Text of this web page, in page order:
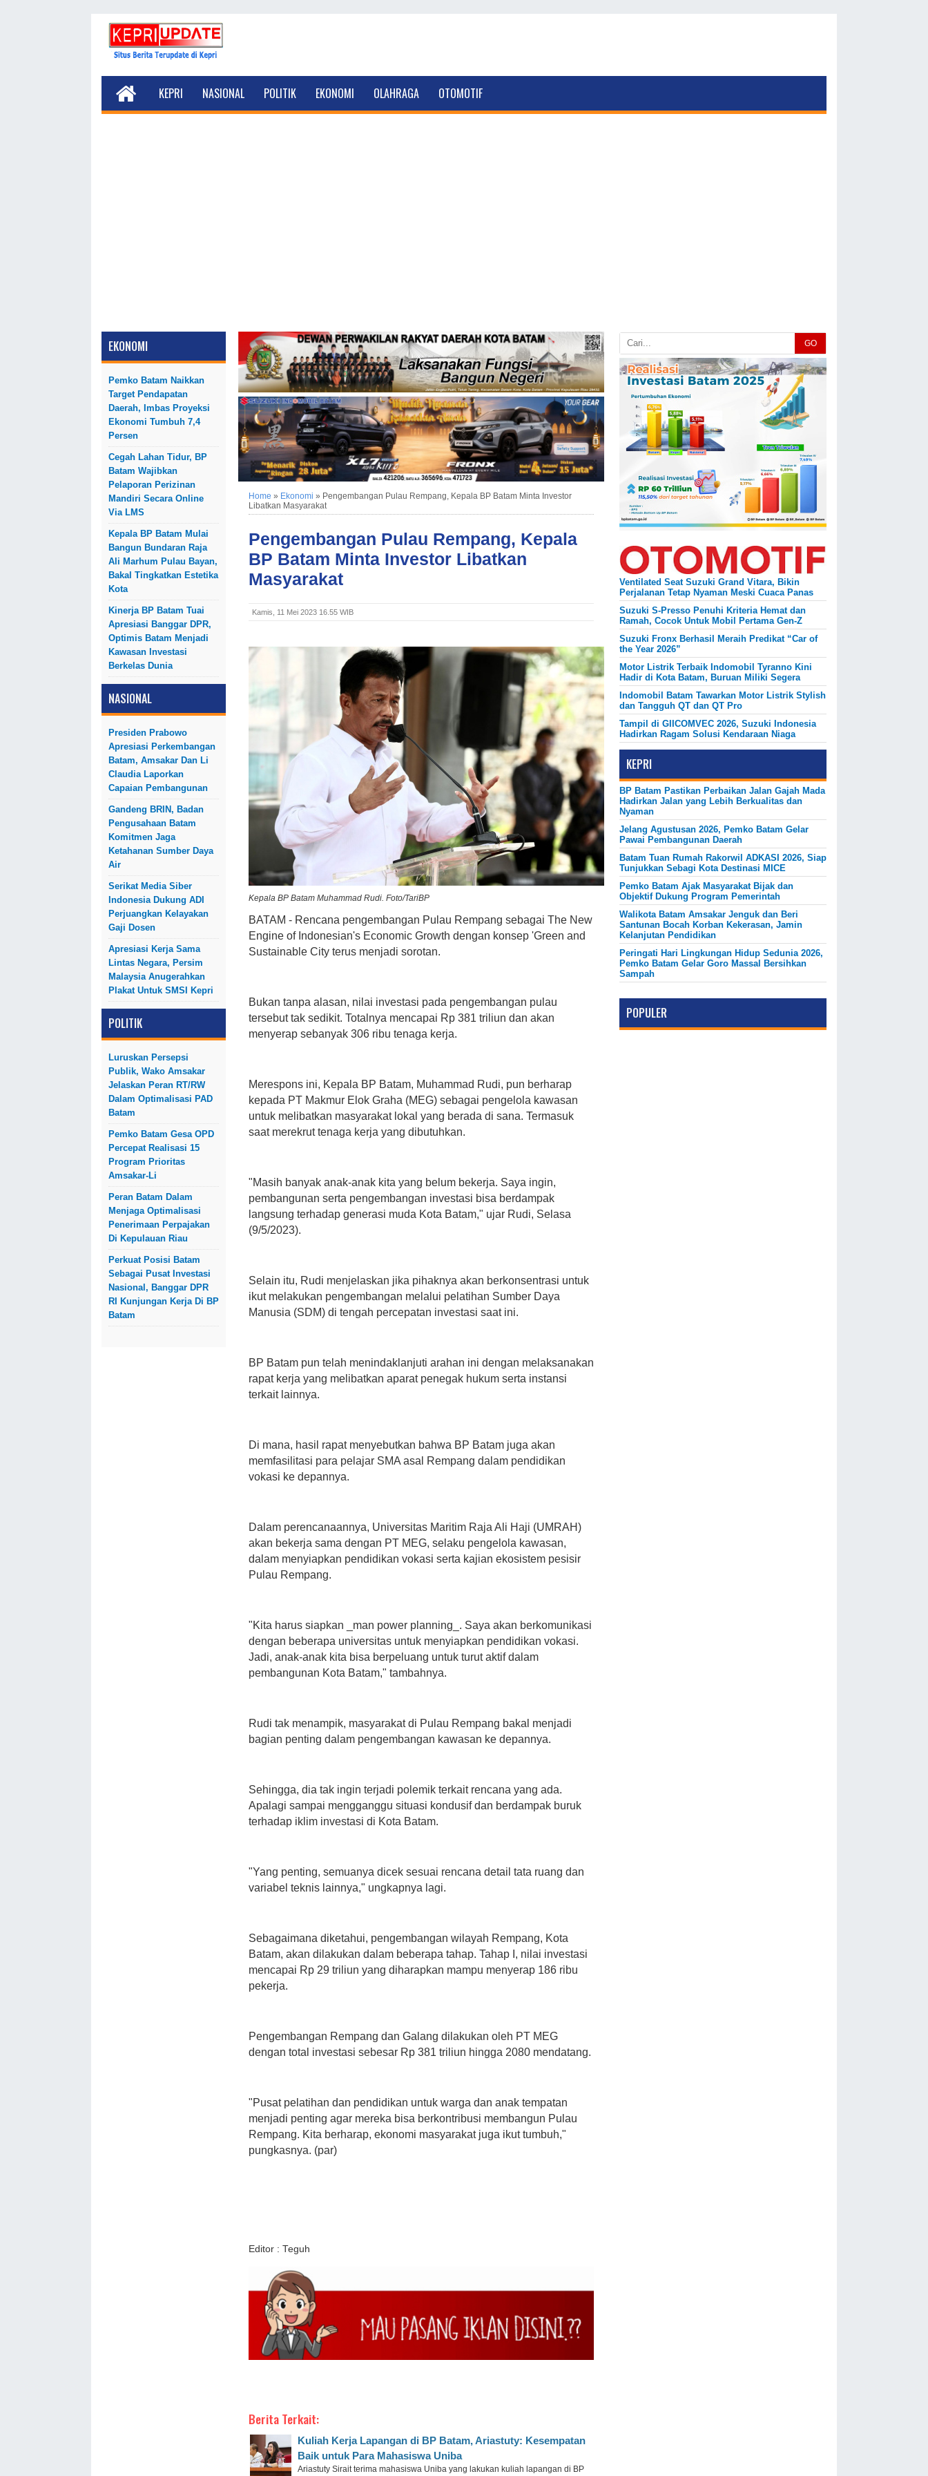
KEPRI NASIONAL POLITIK EKONOMI OLAHRAGA OTOMOTIF
EKONOMI
Pemko Batam Naikkan
Target Pendapatan
Daerah, Imbas Proyeksi
Ekonomi Tumbuh 7,4
Persen
Cegah Lahan Tidur, BP
Batam Wajibkan
Pelaporan Perizinan
Mandiri Secara Online
Via LMS
Kepala BP Batam Mulai
Bangun Bundaran Raja
Ali Marhum Pulau Bayan,
Bakal Tingkatkan Estetika
Kota
Kinerja BP Batam Tuai
Apresiasi Banggar DPR,
Optimis Batam Menjadi
Kawasan Investasi
Berkelas Dunia
NASIONAL
Presiden Prabowo
Apresiasi Perkembangan
Batam, Amsakar Dan Li
Claudia Laporkan
Capaian Pembangunan
Gandeng BRIN, Badan
Pengusahaan Batam
Komitmen Jaga
Ketahanan Sumber Daya
Air
Serikat Media Siber
Indonesia Dukung ADI
Perjuangkan Kelayakan
Gaji Dosen
Apresiasi Kerja Sama
Lintas Negara, Persim
Malaysia Anugerahkan
Plakat Untuk SMSI Kepri
POLITIK
Luruskan Persepsi
Publik, Wako Amsakar
Jelaskan Peran RT/RW
Dalam Optimalisasi PAD
Batam
Pemko Batam Gesa OPD
Percepat Realisasi 15
Program Prioritas
Amsakar-Li
Peran Batam Dalam
Menjaga Optimalisasi
Penerimaan Perpajakan
Di Kepulauan Riau
Perkuat Posisi Batam
Sebagai Pusat Investasi
Nasional, Banggar DPR
RI Kunjungan Kerja Di BP
Batam
Home » Ekonomi » Pengembangan Pulau Rempang, Kepala BP Batam Minta Investor
Libatkan Masyarakat
Pengembangan Pulau Rempang, Kepala
BP Batam Minta Investor Libatkan
Masyarakat
Kamis, 11 Mei 2023 16.55 WIB
Kepala BP Batam Muhammad Rudi. Foto/TariBP
BATAM - Rencana pengembangan Pulau Rempang sebagai The New
Engine of Indonesian's Economic Growth dengan konsep 'Green and
Sustainable City terus menjadi sorotan.
Bukan tanpa alasan, nilai investasi pada pengembangan pulau
tersebut tak sedikit. Totalnya mencapai Rp 381 triliun dan akan
menyerap sebanyak 306 ribu tenaga kerja.
Merespons ini, Kepala BP Batam, Muhammad Rudi, pun berharap
kepada PT Makmur Elok Graha (MEG) sebagai pengelola kawasan
untuk melibatkan masyarakat lokal yang berada di sana. Termasuk
saat merekrut tenaga kerja yang dibutuhkan.
"Masih banyak anak-anak kita yang belum bekerja. Saya ingin,
pembangunan serta pengembangan investasi bisa berdampak
langsung terhadap generasi muda Kota Batam," ujar Rudi, Selasa
(9/5/2023).
Selain itu, Rudi menjelaskan jika pihaknya akan berkonsentrasi untuk
ikut melakukan pengembangan melalui pelatihan Sumber Daya
Manusia (SDM) di tengah percepatan investasi saat ini.
BP Batam pun telah menindaklanjuti arahan ini dengan melaksanakan
rapat kerja yang melibatkan aparat penegak hukum serta instansi
terkait lainnya.
Di mana, hasil rapat menyebutkan bahwa BP Batam juga akan
memfasilitasi para pelajar SMA asal Rempang dalam pendidikan
vokasi ke depannya.
Dalam perencanaannya, Universitas Maritim Raja Ali Haji (UMRAH)
akan bekerja sama dengan PT MEG, selaku pengelola kawasan,
dalam menyiapkan pendidikan vokasi serta kajian ekosistem pesisir
Pulau Rempang.
"Kita harus siapkan _man power planning_. Saya akan berkomunikasi
dengan beberapa universitas untuk menyiapkan pendidikan vokasi.
Jadi, anak-anak kita bisa berpeluang untuk turut aktif dalam
pembangunan Kota Batam," tambahnya.
Rudi tak menampik, masyarakat di Pulau Rempang bakal menjadi
bagian penting dalam pengembangan kawasan ke depannya.
Sehingga, dia tak ingin terjadi polemik terkait rencana yang ada.
Apalagi sampai mengganggu situasi kondusif dan berdampak buruk
terhadap iklim investasi di Kota Batam.
"Yang penting, semuanya dicek sesuai rencana detail tata ruang dan
variabel teknis lainnya," ungkapnya lagi.
Sebagaimana diketahui, pengembangan wilayah Rempang, Kota
Batam, akan dilakukan dalam beberapa tahap. Tahap I, nilai investasi
mencapai Rp 29 triliun yang diharapkan mampu menyerap 186 ribu
pekerja.
Pengembangan Rempang dan Galang dilakukan oleh PT MEG
dengan total investasi sebesar Rp 381 triliun hingga 2080 mendatang.
"Pusat pelatihan dan pendidikan untuk warga dan anak tempatan
menjadi penting agar mereka bisa berkontribusi membangun Pulau
Rempang. Kita berharap, ekonomi masyarakat juga ikut tumbuh,"
pungkasnya. (par)
Editor : Teguh
Berita Terkait:
Kuliah Kerja Lapangan di BP Batam, Ariastuty: Kesempatan
Baik untuk Para Mahasiswa Uniba
Ariastuty Sirait terima mahasiswa Uniba yang lakukan kuliah lapangan di BP
GO
Ventilated Seat Suzuki Grand Vitara, Bikin
Perjalanan Tetap Nyaman Meski Cuaca Panas
Suzuki S-Presso Penuhi Kriteria Hemat dan
Ramah, Cocok Untuk Mobil Pertama Gen-Z
Suzuki Fronx Berhasil Meraih Predikat “Car of
the Year 2026”
Motor Listrik Terbaik Indomobil Tyranno Kini
Hadir di Kota Batam, Buruan Miliki Segera
Indomobil Batam Tawarkan Motor Listrik Stylish
dan Tangguh QT dan QT Pro
Tampil di GIICOMVEC 2026, Suzuki Indonesia
Hadirkan Ragam Solusi Kendaraan Niaga
KEPRI
BP Batam Pastikan Perbaikan Jalan Gajah Mada
Hadirkan Jalan yang Lebih Berkualitas dan
Nyaman
Jelang Agustusan 2026, Pemko Batam Gelar
Pawai Pembangunan Daerah
Batam Tuan Rumah Rakorwil ADKASI 2026, Siap
Tunjukkan Sebagi Kota Destinasi MICE
Pemko Batam Ajak Masyarakat Bijak dan
Objektif Dukung Program Pemerintah
Walikota Batam Amsakar Jenguk dan Beri
Santunan Bocah Korban Kekerasan, Jamin
Kelanjutan Pendidikan
Peringati Hari Lingkungan Hidup Sedunia 2026,
Pemko Batam Gelar Goro Massal Bersihkan
Sampah
POPULER